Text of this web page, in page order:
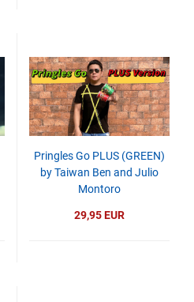
Pringles Go PLUS (GREEN)
by Taiwan Ben and Julio
Montoro
29,95 EUR